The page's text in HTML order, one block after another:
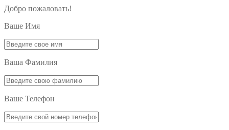
Добро пожаловать!
Ваше Имя
Ваша Фамилия
Ваше Телефон